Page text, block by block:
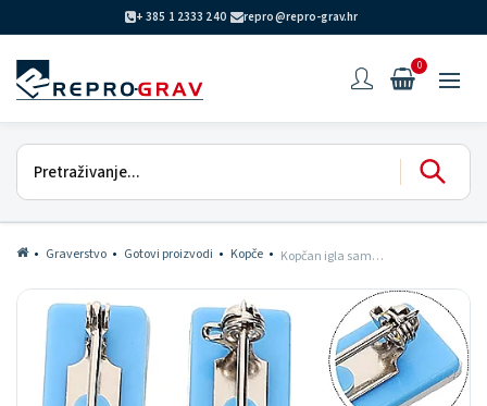
+ 385 1 2333 240 repro@repro-grav.hr
0
Graverstvo Gotovi proizvodi Kopče Kopčan igla samoljepljiva